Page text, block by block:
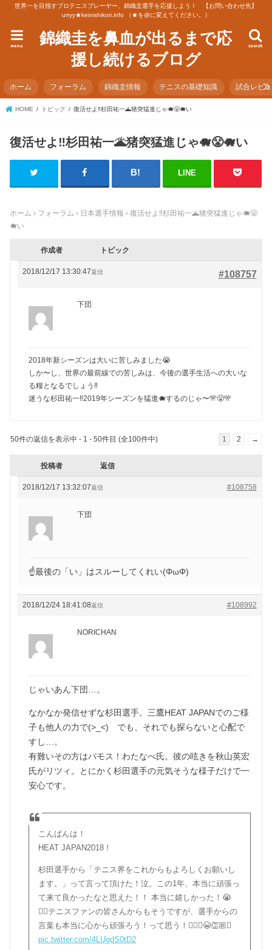
世界一を目指すプロテニスプレーヤー、錦織圭選手を応援しよう！ 【お問い合わせ先】
urryy★keinishikori.info （★を@に変えてください。）
錦織圭を鼻血が出るまで応
援し続けるブログ
search
menu
ホーム フォーラム 錦織圭情報 テニスの基礎知識 試合レビ
HOME トピック 復活せよ‼️杉田祐一🌋猪突猛進じゃ🐗😤🐗い
復活せよ‼️杉田祐一🌋猪突猛進じゃ🐗😤🐗い
LINE
ホーム › フォーラム › 日本選手情報 › 復活せよ‼️杉田祐一🌋猪突猛進じゃ🐗😤
🐗い
作成者 トピック
2018/12/17 13:30:47 #108757
返信
下団
2018年新シーズンは大いに苦しみました😭
しか〜し、世界の最前線での苦しみは、今後の選手生活への大いな
る糧となるでしょう‼️
迷うな杉田祐一‼️2019年シーズンを猛進🐗するのじゃ〜🎌😤🎌
50件の返信を表示中 - 1 - 50件目 (全100件中) 1 2 →
投稿者 返信
2018/12/17 13:32:07 #108758
返信
下団
☝最後の「い」はスルーしてくれい(ΦωΦ)
2018/12/24 18:41:08 #108992
返信
NORICHAN
じゃいあん下団…。
なかなか発信せずな杉田選手。三鷹HEAT JAPANでのご様
子も他人の力で(>_<) でも、それでも探らないと心配で
すし…。
有難いその方はバモス！わたなべ氏。彼の呟きを秋山英宏
氏がリツィ。とにかく杉田選手の元気そうな様子だけで一
安心です。
こんばんは！
HEAT JAPAN2018！
杉田選手から「テニス界をこれからもよろしくお願いし
ます。」って言って頂けた！泣。この1年、本当に頑張っ
て来て良かったなと思えた！！ 本当に嬉しかった！😭
👍🏼テニスファンの皆さんからもそうですが、選手からの
言葉も本当に心から頑張ろう！って思う！🙇🏼‍♂️😭👏🏼✨
pic.twitter.com/4LUgdS0tD2